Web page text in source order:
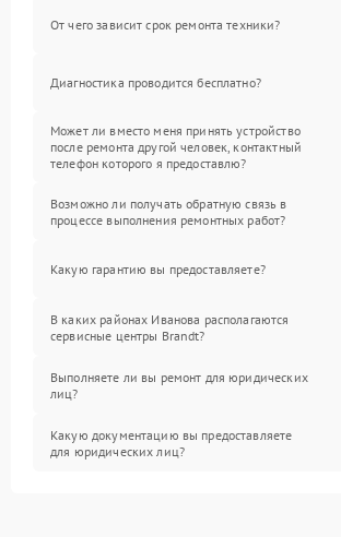
От чего зависит срок ремонта техники?
Диагностика проводится бесплатно?
Может ли вместо меня принять устройство
после ремонта другой человек, контактный
телефон которого я предоставлю?
Возможно ли получать обратную связь в
процессе выполнения ремонтных работ?
Какую гарантию вы предоставляете?
В каких районах Иванова располагаются
сервисные центры Brandt?
Выполняете ли вы ремонт для юридических
лиц?
Какую документацию вы предоставляете
для юридических лиц?